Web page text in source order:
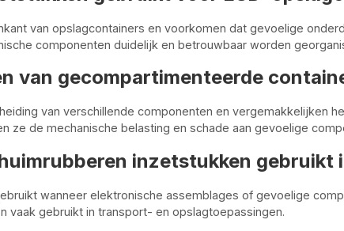
van opslagcontainers en voorkomen dat gevoelige
componenten duidelijk en betrouwbaar worden
van gecompartimenteerde
van verschillende componenten en vergemakkelijken
ze de mechanische belasting en schade aan gevoelige
inzetstukken gebruikt
wanneer elektronische assemblages of gevoelige
vaak gebruikt in transport- en opslagtoepassingen.